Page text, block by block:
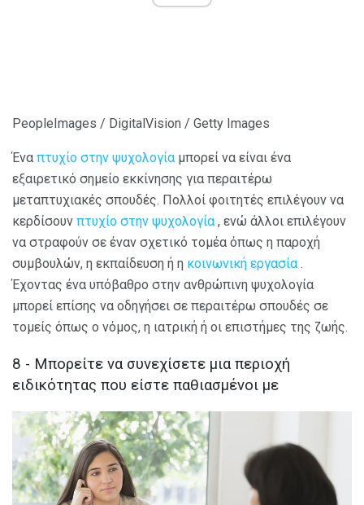
PeopleImages / DigitalVision / Getty Images
Ένα πτυχίο στην ψυχολογία μπορεί να είναι ένα
εξαιρετικό σημείο εκκίνησης για περαιτέρω
μεταπτυχιακές σπουδές. Πολλοί φοιτητές επιλέγουν να
κερδίσουν πτυχίο στην ψυχολογία , ενώ άλλοι επιλέγουν
να στραφούν σε έναν σχετικό τομέα όπως η παροχή
συμβουλών, η εκπαίδευση ή η κοινωνική εργασία .
Έχοντας ένα υπόβαθρο στην ανθρώπινη ψυχολογία
μπορεί επίσης να οδηγήσει σε περαιτέρω σπουδές σε
τομείς όπως ο νόμος, η ιατρική ή οι επιστήμες της ζωής.
8 - Μπορείτε να συνεχίσετε μια περιοχή
ειδικότητας που είστε παθιασμένοι με